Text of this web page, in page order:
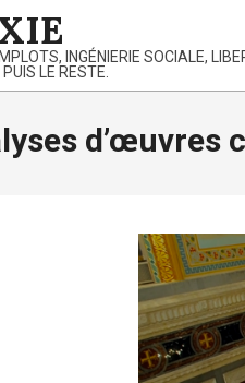
INGÉNIERIE SOCIALE,
LE RESTE.
d’œuvres